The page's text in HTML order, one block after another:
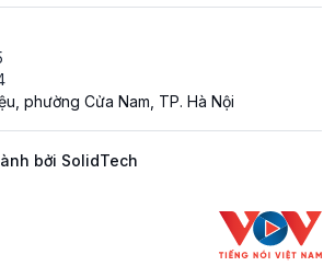
phường Cửa Nam, TP. Hà Nội
bởi SolidTech